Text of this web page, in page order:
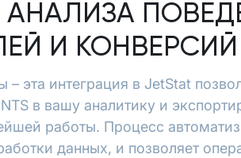
И КОНВЕРСИЙ
– эта интеграция в JetStat
в вашу аналитику и
работы. Процесс
данных, и позволяет